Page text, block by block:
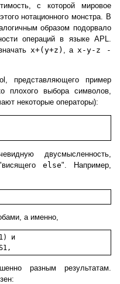
с которой мировое
нотационного монстра. В
образом подорвало
операций в языке APL.
x+(y+z) , а x-y-z -
представляющего пример
плохого выбора символов,
некоторые операторы):
двусмысленность,
else". Например,
а именно,
и
разным результатам.